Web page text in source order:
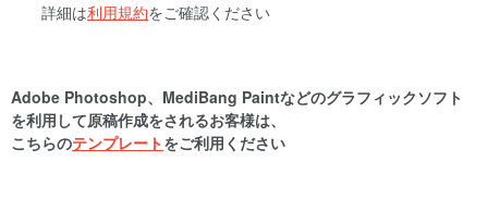
詳細は利用規約をご確認ください
Adobe Photoshop、 MediBang Paintなどのグラフィックソフト
を利用して原稿作成をされるお客様は、
こちらのテンプレートをご利用ください